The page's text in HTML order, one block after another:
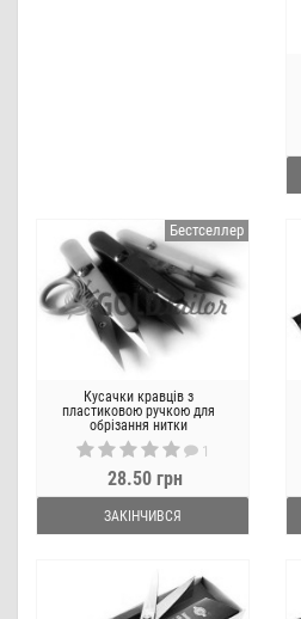
Бестселлер
Кусачки кравців з
пластиковою ручкою для
обрізання нитки
1
28.50 грн
ЗАКІНЧИВСЯ